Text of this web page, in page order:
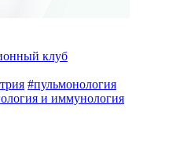
клуб
#пульмонология
и иммунология